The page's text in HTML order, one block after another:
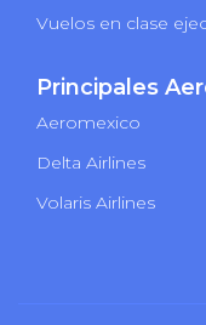
Vuelos en clase
Principales
Aeromexico
Delta Airlines
Volaris Airlines